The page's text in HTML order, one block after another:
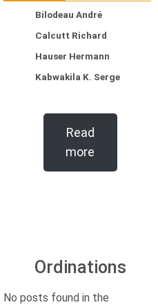
Bilodeau André
Calcutt Richard
Hauser Hermann
Kabwakila K. Serge
Read
more
Ordinations
No posts found in the